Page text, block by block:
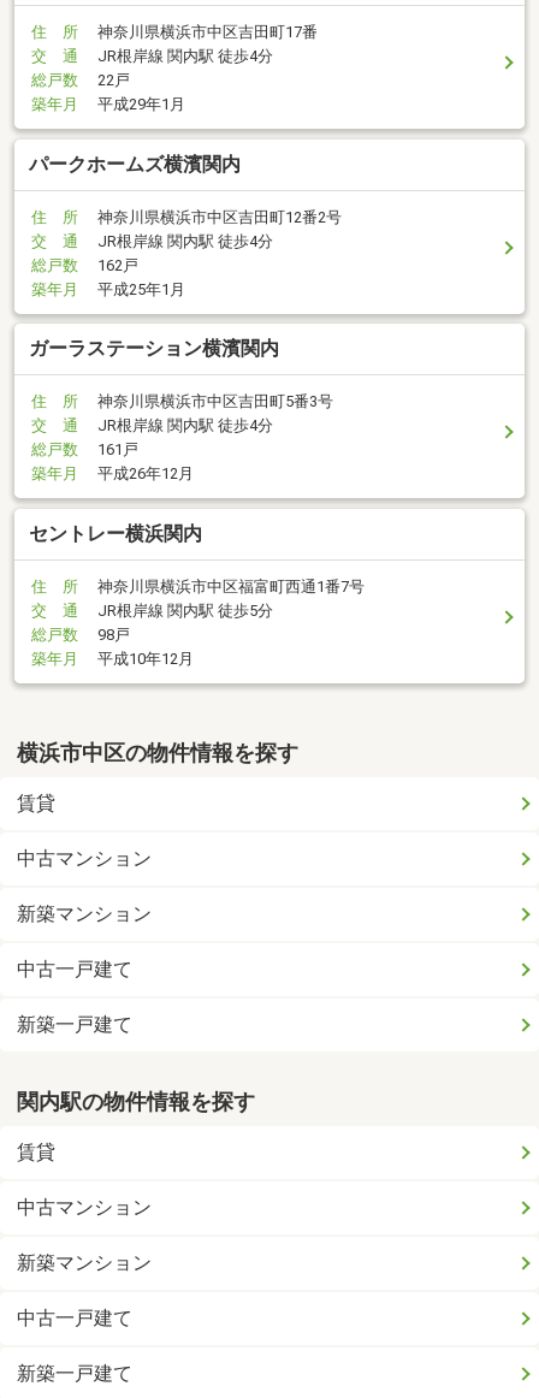
住 所
神奈川県横浜市中区吉田町17番
交 通
JR根岸線 関内駅 徒歩4分
総戸数
22戸
築年月
平成29年1月
パークホームズ横濱関内
住 所
神奈川県横浜市中区吉田町12番2号
交 通
JR根岸線 関内駅 徒歩4分
総戸数
162戸
築年月
平成25年1月
ガーラステーション横濱関内
住 所
神奈川県横浜市中区吉田町5番3号
交 通
JR根岸線 関内駅 徒歩4分
総戸数
161戸
築年月
平成26年12月
セントレー横浜関内
住 所
神奈川県横浜市中区福富町西通1番7号
交 通
JR根岸線 関内駅 徒歩5分
総戸数
98戸
築年月
平成10年12月
横浜市中区の物件情報を探す
賃貸
中古マンション
新築マンション
中古一戸建て
新築一戸建て
関内駅の物件情報を探す
賃貸
中古マンション
新築マンション
中古一戸建て
新築一戸建て